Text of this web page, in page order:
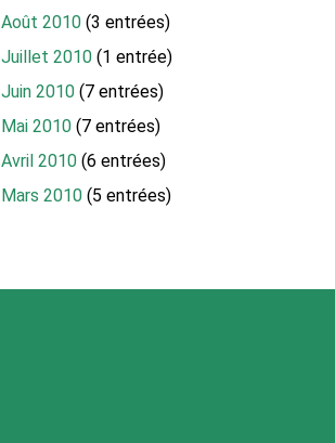
Août 2010 (3 entrées)
Juillet 2010 (1 entrée)
Juin 2010 (7 entrées)
Mai 2010 (7 entrées)
Avril 2010 (6 entrées)
Mars 2010 (5 entrées)